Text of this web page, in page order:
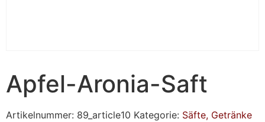
Apfel-Aronia-Saft
Artikelnummer: 89_article10 Kategorie: Säfte, Getränke